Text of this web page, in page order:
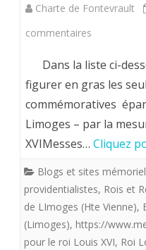
de
la
première
à
Saint-
Michel.
Charte de Fontevrault
commentaires
sur
les
Messes
le
roi
Dans la liste ci-
figurer en gras les
commémoratives
Limoges – par la
XVIMesses… Cliquez
Blogs et sites
providentialistes, Rois et
de LImoges (Hte Vienne),
(Limoges), https://
pour le roi Louis XVI, Roi